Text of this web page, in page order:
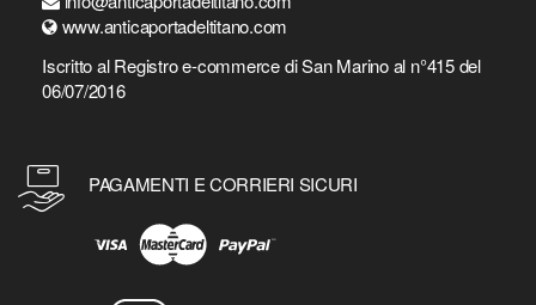
www.anticaportadeltitano.com
Iscritto al Registro e-commerce di San Marino al n°415 del
06/07/2016
PAGAMENTI E CORRIERI SICURI